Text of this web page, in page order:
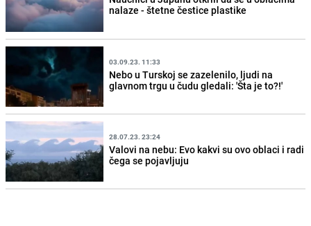
nalaze - štetne čestice plastike
03.09.23. 11:33
Nebo u Turskoj se zazelenilo, ljudi na
glavnom trgu u čudu gledali: 'Šta je to?!'
28.07.23. 23:24
Valovi na nebu: Evo kakvi su ovo oblaci i radi
čega se pojavljuju